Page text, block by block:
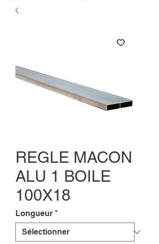
REGLE MACON
ALU 1 BOILE
100X18
Longueur *